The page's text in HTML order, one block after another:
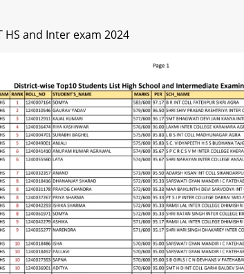
HS and Inter exam 2024